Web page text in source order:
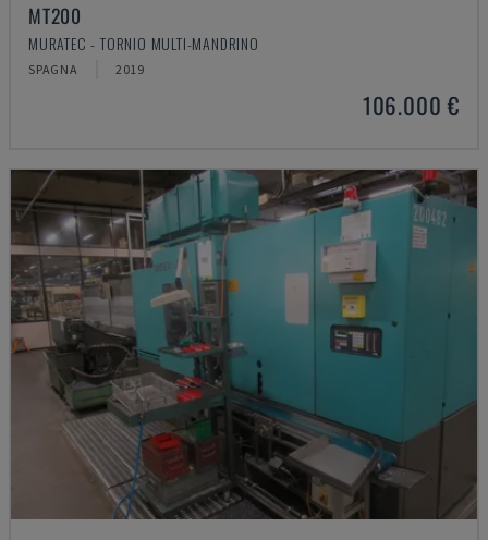
MT200
MURATEC - TORNIO MULTI-MANDRINO
SPAGNA 2019
106.000 €